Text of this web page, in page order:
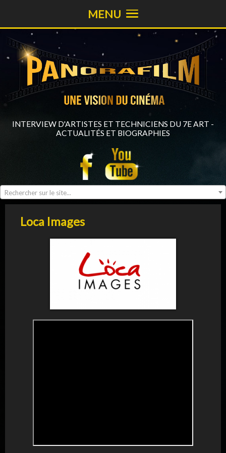
INTERVIEW D'ARTISTES ET TECHNICIENS DU 7E ART -
ACTUALITÉS ET BIOGRAPHIES
Rechercher sur le site...
MENU
Loca Images